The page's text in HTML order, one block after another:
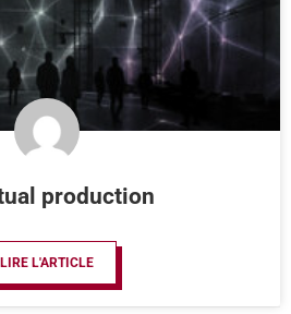
production
LIRE L'ARTICLE